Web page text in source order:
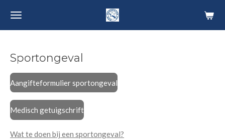
Ga
de
hoofdinhoud
Sportongeval
Aangifteformulier sportongeval
Medisch getuigschrift
Wat te doen bij een sportongeval?